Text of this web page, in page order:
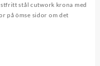
stål cutwork krona med
på ömse sidor om det